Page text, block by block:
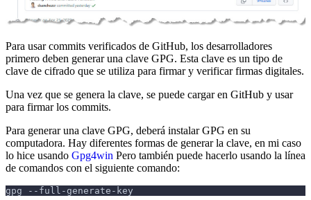
Para usar commits verificados de GitHub, los desarrolladores
primero deben generar una clave GPG. Esta clave es un tipo de
clave de cifrado que se utiliza para firmar y verificar firmas digitales.
Una vez que se genera la clave, se puede cargar en GitHub y usar
para firmar los commits.
Para generar una clave GPG, deberá instalar GPG en su
computadora. Hay diferentes formas de generar la clave, en mi caso
lo hice usando Gpg4win Pero también puede hacerlo usando la línea
de comandos con el siguiente comando:
gpg --full-generate-key